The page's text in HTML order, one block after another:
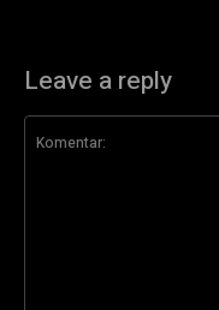
Leave a reply